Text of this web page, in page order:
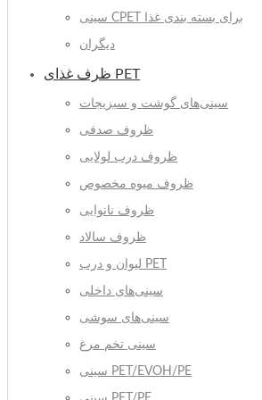
سینی CPET برای بسته بندی غذا
دیگران
ظرف غذای PET
سینی‌های گوشت و سبزیجات
ظروف صدفی
ظروف درب لولایی
ظروف میوه مخصوص
ظروف نانوایی
ظروف سالاد
لیوان و درب PET
سینی‌های داخلی
سینی‌های سوشی
سینی تخم مرغ
سینی PET/EVOH/PE